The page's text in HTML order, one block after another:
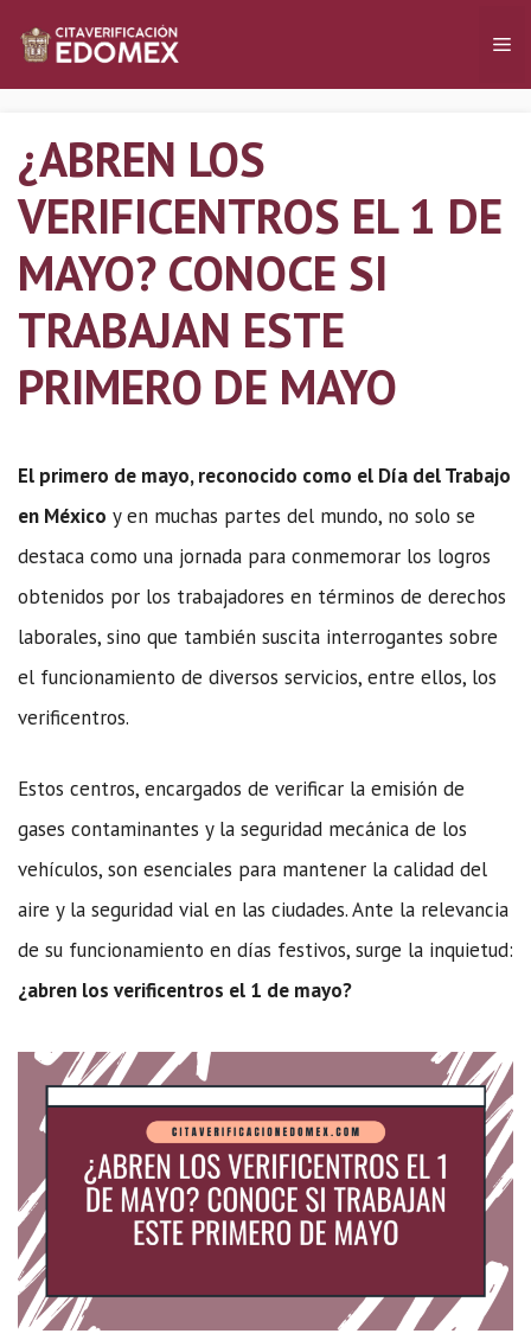
¿ABREN LOS
VERIFICENTROS EL 1 DE
MAYO? CONOCE SI
TRABAJAN ESTE
PRIMERO DE MAYO
El primero de mayo, reconocido como el Día del Trabajo
en México y en muchas partes del mundo, no solo se
destaca como una jornada para conmemorar los logros
obtenidos por los trabajadores en términos de derechos
laborales, sino que también suscita interrogantes sobre
el funcionamiento de diversos servicios, entre ellos, los
verificentros.
Estos centros, encargados de verificar la emisión de
gases contaminantes y la seguridad mecánica de los
vehículos, son esenciales para mantener la calidad del
aire y la seguridad vial en las ciudades. Ante la relevancia
de su funcionamiento en días festivos, surge la inquietud:
¿abren los verificentros el 1 de mayo?